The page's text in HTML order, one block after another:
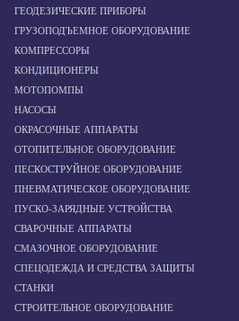
ГЕОДЕЗИЧЕСКИЕ ПРИБОРЫ
ГРУЗОПОДЪЕМНОЕ ОБОРУДОВАНИЕ
КОМПРЕССОРЫ
КОНДИЦИОНЕРЫ
МОТОПОМПЫ
НАСОСЫ
ОКРАСОЧНЫЕ АППАРАТЫ
ОТОПИТЕЛЬНОЕ ОБОРУДОВАНИЕ
ПЕСКОСТРУЙНОЕ ОБОРУДОВАНИЕ
ПНЕВМАТИЧЕСКОЕ ОБОРУДОВАНИЕ
ПУСКО-ЗАРЯДНЫЕ УСТРОЙСТВА
СВАРОЧНЫЕ АППАРАТЫ
СМАЗОЧНОЕ ОБОРУДОВАНИЕ
СПЕЦОДЕЖДА И СРЕДСТВА ЗАЩИТЫ
СТАНКИ
СТРОИТЕЛЬНОЕ ОБОРУДОВАНИЕ